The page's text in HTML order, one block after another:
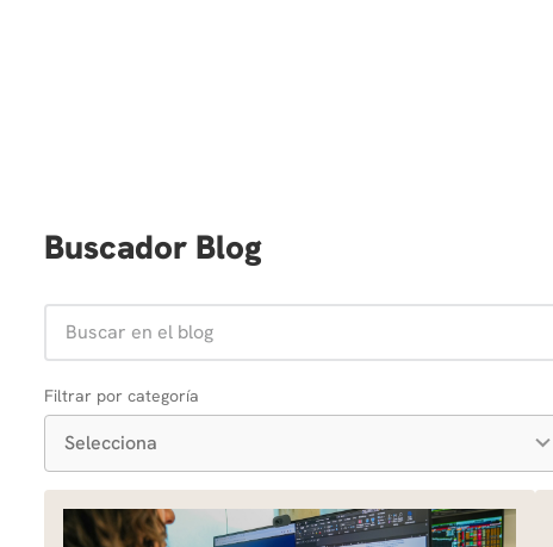
Buscador Blog
Selecciona